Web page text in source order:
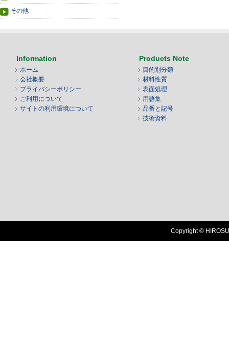
その他
Information
ホーム
会社概要
プライバシーポリシー
ご利用について
サイトの利用環境について
Products Note
目的別分類
材料性質
表面処理
用語集
品番と記号
技術資料
Copyright ©